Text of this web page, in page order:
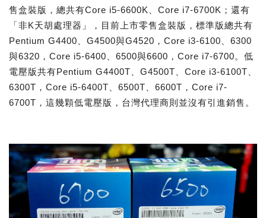
售盒裝版，總共有Core i5-6600K、Core i7-6700K；還有
「非K天胡處理器」，目前上市零售盒裝版，標準版總共有
Pentium G4400、G4500與G4520，Core i3-6100、6300
與6320，Core i5-6400、6500與6600，Core i7-6700。低
電壓版共有Pentium G4400T、G4500T、Core i3-6100T、
6300T，Core i5-6400T、6500T、6600T，Core i7-
6700T，這幾顆低電壓版，台灣代理商則並沒有引進銷售。